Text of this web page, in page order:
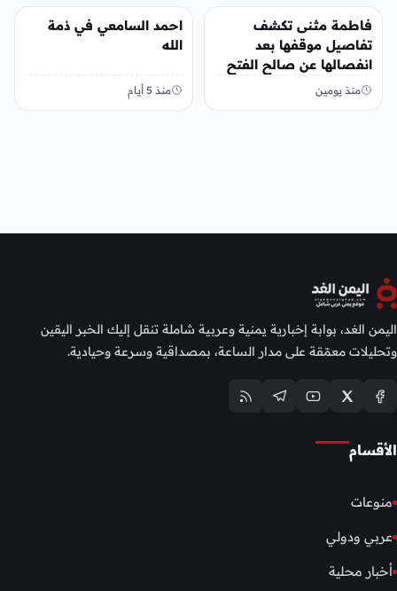
منوعات
فاطمة مثنى تكشف
تفاصيل موقفها بعد
انفصالها عن صالح الفتح
منذ يومين
منوعات
احمد السامعي في ذمة
الله
منذ 5 أيام
اليمن الغد، بوابة إخبارية يمنية وعربية شاملة تنقل إليك الخبر اليقين
وتحليلات معمّقة على مدار الساعة، بمصداقية وسرعة وحيادية.
الأقسام
منوعات
عربي ودولي
أخبار محلية